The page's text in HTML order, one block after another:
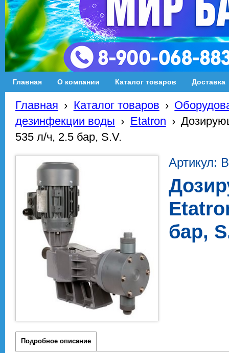
Главная О компании Каталог товаров Доставка
Главная › Каталог товаров ›
дезинфекции воды › Etatron ›
535 л/ч, 2.5 бар, S.V.
Артикул:
бар,
Подробное описание